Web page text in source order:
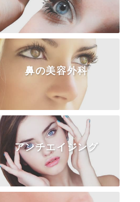
クマ・たるみ
二重埋没法
上まぶた
目頭切開
涙袋 眼瞼下垂
鼻の美容外科
TOP 隆鼻術
鼻尖形成
鼻中隔延長
鼻柱・鼻翼基部
鼻骨・ワシ鼻
小鼻形成
アンチエイジング